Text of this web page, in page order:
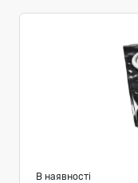
В наявності